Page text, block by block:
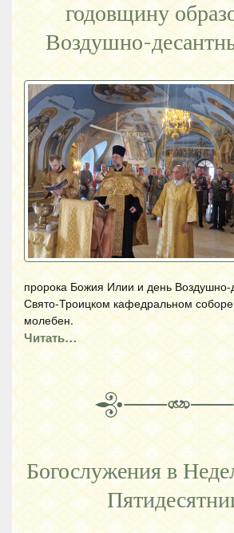
годовщину
Воздушно-
пророка Божия Илии и день Воздушно-
Свято-Троицком кафедральном
молебен.
Читать…
Богослужения в